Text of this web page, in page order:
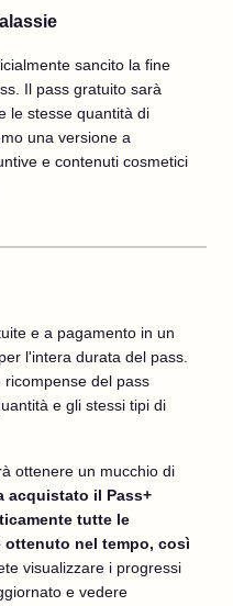
sancito la fine
Il pass gratuito sarà
le stesse quantità di
una versione a
e contenuti cosmetici
e a pagamento in un
l'intera durata del pass.
del pass
e gli stessi tipi di
ottenere un mucchio di
acquistato il Pass+
tutte le
ottenuto nel tempo, così
visualizzare i progressi
e vedere